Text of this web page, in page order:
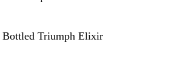
Bottled Triumph Elixir